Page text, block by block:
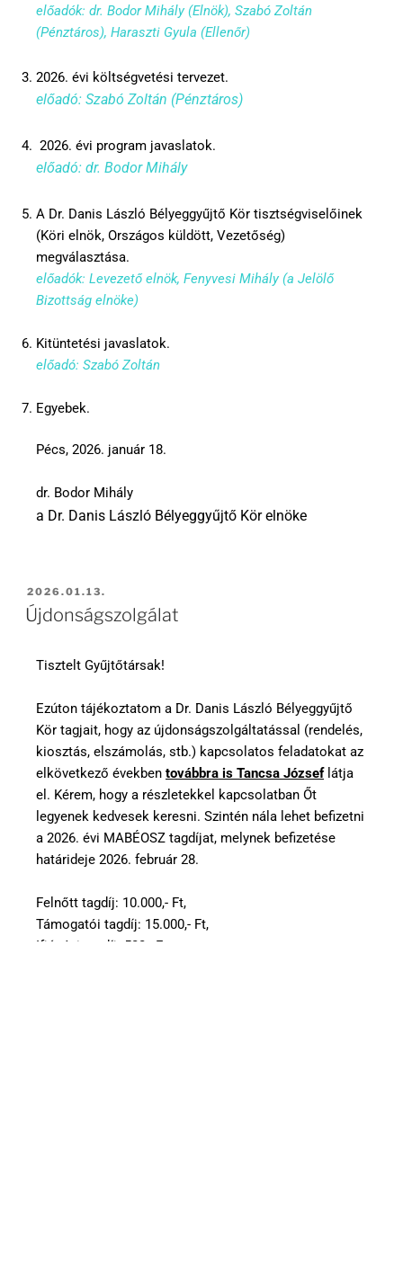
előadók: dr. Bodor Mihály (Elnök), Szabó Zoltán
(Pénztáros), Haraszti Gyula (Ellenőr)
2026. évi költségvetési tervezet.
előadó: Szabó Zoltán (Pénztáros)
2026. évi program javaslatok.
előadó: dr. Bodor Mihály
A Dr. Danis László Bélyeggyűjtő Kör tisztségviselőinek
(Köri elnök, Országos küldött, Vezetőség)
megválasztása.
előadók: Levezető elnök, Fenyvesi Mihály (a Jelölő
Bizottság elnöke)
Kitüntetési javaslatok.
előadó: Szabó Zoltán
Egyebek.
Pécs, 2026. január 18.
dr. Bodor Mihály
a Dr. Danis László Bélyeggyűjtő Kör elnöke
2026.01.13.
Újdonságszolgálat
Tisztelt Gyűjtőtársak!
Ezúton tájékoztatom a Dr. Danis László Bélyeggyűjtő
Kör tagjait, hogy az újdonságszolgáltatással (rendelés,
kiosztás, elszámolás, stb.) kapcsolatos feladatokat az
elkövetkező években továbbra is Tancsa Józseflátja
el. Kérem, hogy a részletekkel kapcsolatban Őt
legyenek kedvesek keresni. Szintén nála lehet befizetni
a 2026. évi MABÉOSZ tagdíjat, melynek befizetése
határideje 2026. február 28.
Felnőtt tagdíj: 10.000,- Ft,
Támogatói tagdíj: 15.000,- Ft,
Ifjúsági tagdíj: 500,- Ft.